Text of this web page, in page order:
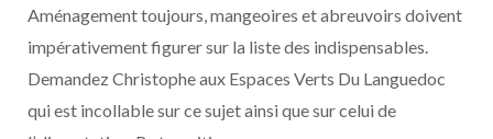
Aménagement toujours, mangeoires et abreuvoirs doivent
impérativement figurer sur la liste des indispensables.
Demandez Christophe aux Espaces Verts Du Languedoc
qui est incollable sur ce sujet ainsi que sur celui de